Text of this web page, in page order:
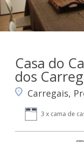
Casa do
dos
Carregais,
3 x cama de